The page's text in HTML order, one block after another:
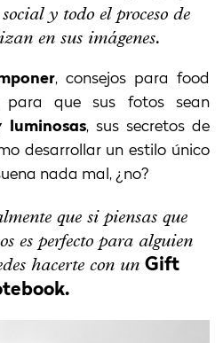
y todo el proceso de
en sus imágenes.
, consejos para food
para que sus fotos sean
luminosas, sus secretos de
desarrollar un estilo único
nada mal, ¿no?
que si piensas que
es perfecto para alguien
hacerte con un Gift